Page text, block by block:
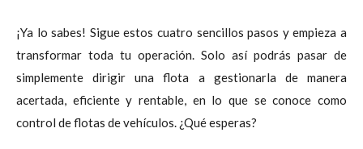
¡Ya lo sabes! Sigue estos cuatro sencillos pasos y empieza a
transformar toda tu operación. Solo así podrás pasar de
simplemente dirigir una flota a gestionarla de manera
acertada, eficiente y rentable, en lo que se conoce como
control de flotas de vehículos. ¿Qué esperas?